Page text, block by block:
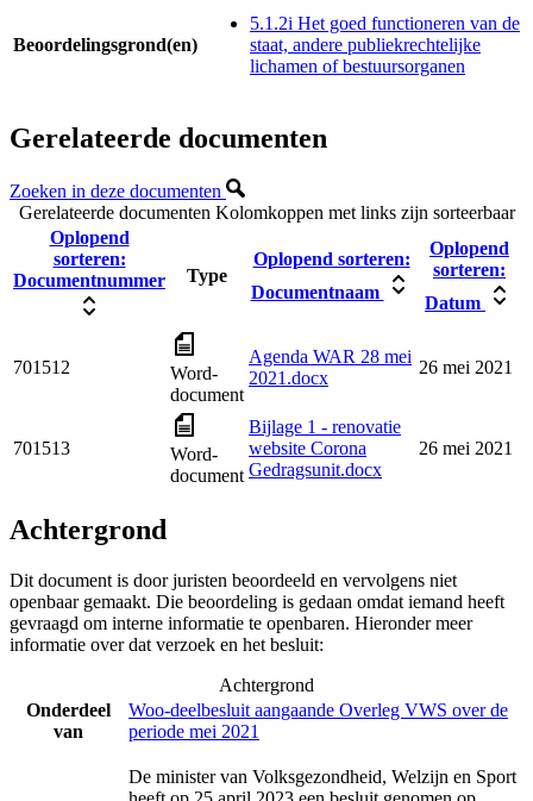
Beoordelingsgrond(en)
5.1.2i Het goed functioneren van de
staat, andere publiekrechtelijke
lichamen of bestuursorganen
Gerelateerde documenten
Zoeken in deze documenten
Gerelateerde documenten Kolomkoppen met links zijn sorteerbaar
Oplopend
sorteren:
Documentnummer
Type
Oplopend sorteren:
Documentnaam
Oplopend
sorteren:
Datum
701512
Word-
document
Agenda WAR 28 mei
2021.docx
26 mei 2021
701513
Word-
document
Bijlage 1 - renovatie
website Corona
Gedragsunit.docx
26 mei 2021
Achtergrond
Dit document is door juristen beoordeeld en vervolgens niet
openbaar gemaakt. Die beoordeling is gedaan omdat iemand heeft
gevraagd om interne informatie te openbaren. Hieronder meer
informatie over dat verzoek en het besluit:
Achtergrond
Onderdeel
van
Woo-deelbesluit aangaande Overleg VWS over de
periode mei 2021
De minister van Volksgezondheid, Welzijn en Sport